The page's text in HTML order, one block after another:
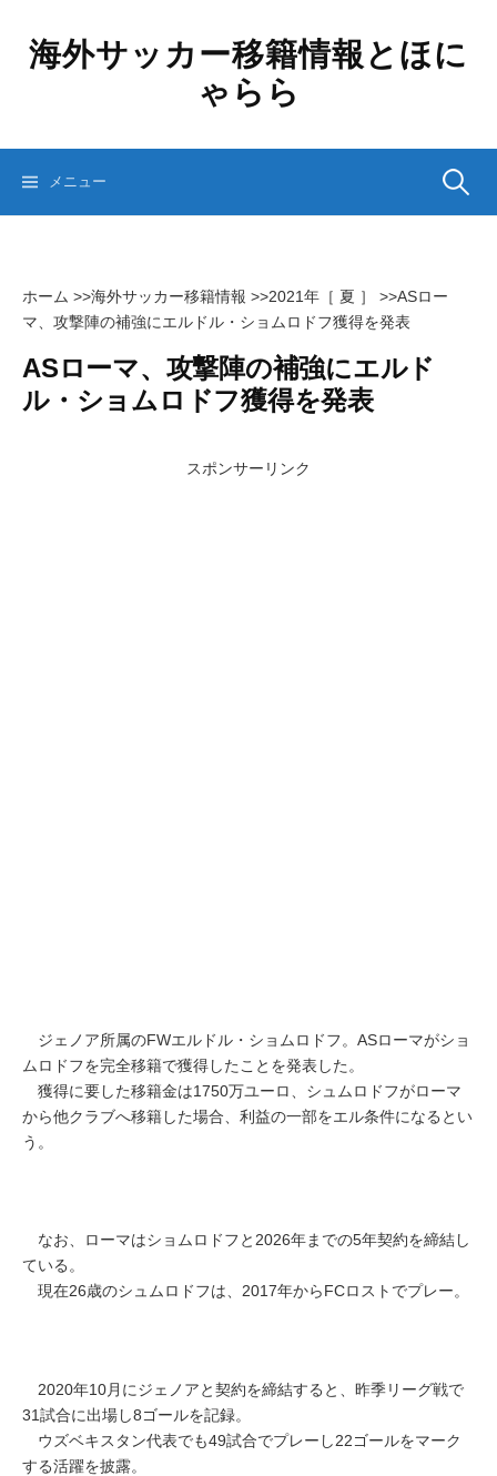
ッ
海外サッカー移籍情報とほに
ゃらら
メニュー 検
ホーム >>海外サッカー移籍情報 >>2021年［ 夏 ］ >>ASロー
マ、攻撃陣の補強にエルドル・ショムロドフ獲得を発表
ASローマ、攻撃陣の補強にエルド
ル・ショムロドフ獲得を発表
スポンサーリンク
ジェノア所属のFWエルドル・ショムロドフ。ASローマがショ
ムロドフを完全移籍で獲得したことを発表した。
獲得に要した移籍金は1750万ユーロ、シュムロドフがローマ
から他クラブへ移籍した場合、利益の一部をエル条件になるとい
う。
なお、ローマはショムロドフと2026年までの5年契約を締結し
ている。
現在26歳のシュムロドフは、2017年からFCロストでプレー。
2020年10月にジェノアと契約を締結すると、昨季リーグ戦で
31試合に出場し8ゴールを記録。
ウズベキスタン代表でも49試合でプレーし22ゴールをマーク
する活躍を披露。